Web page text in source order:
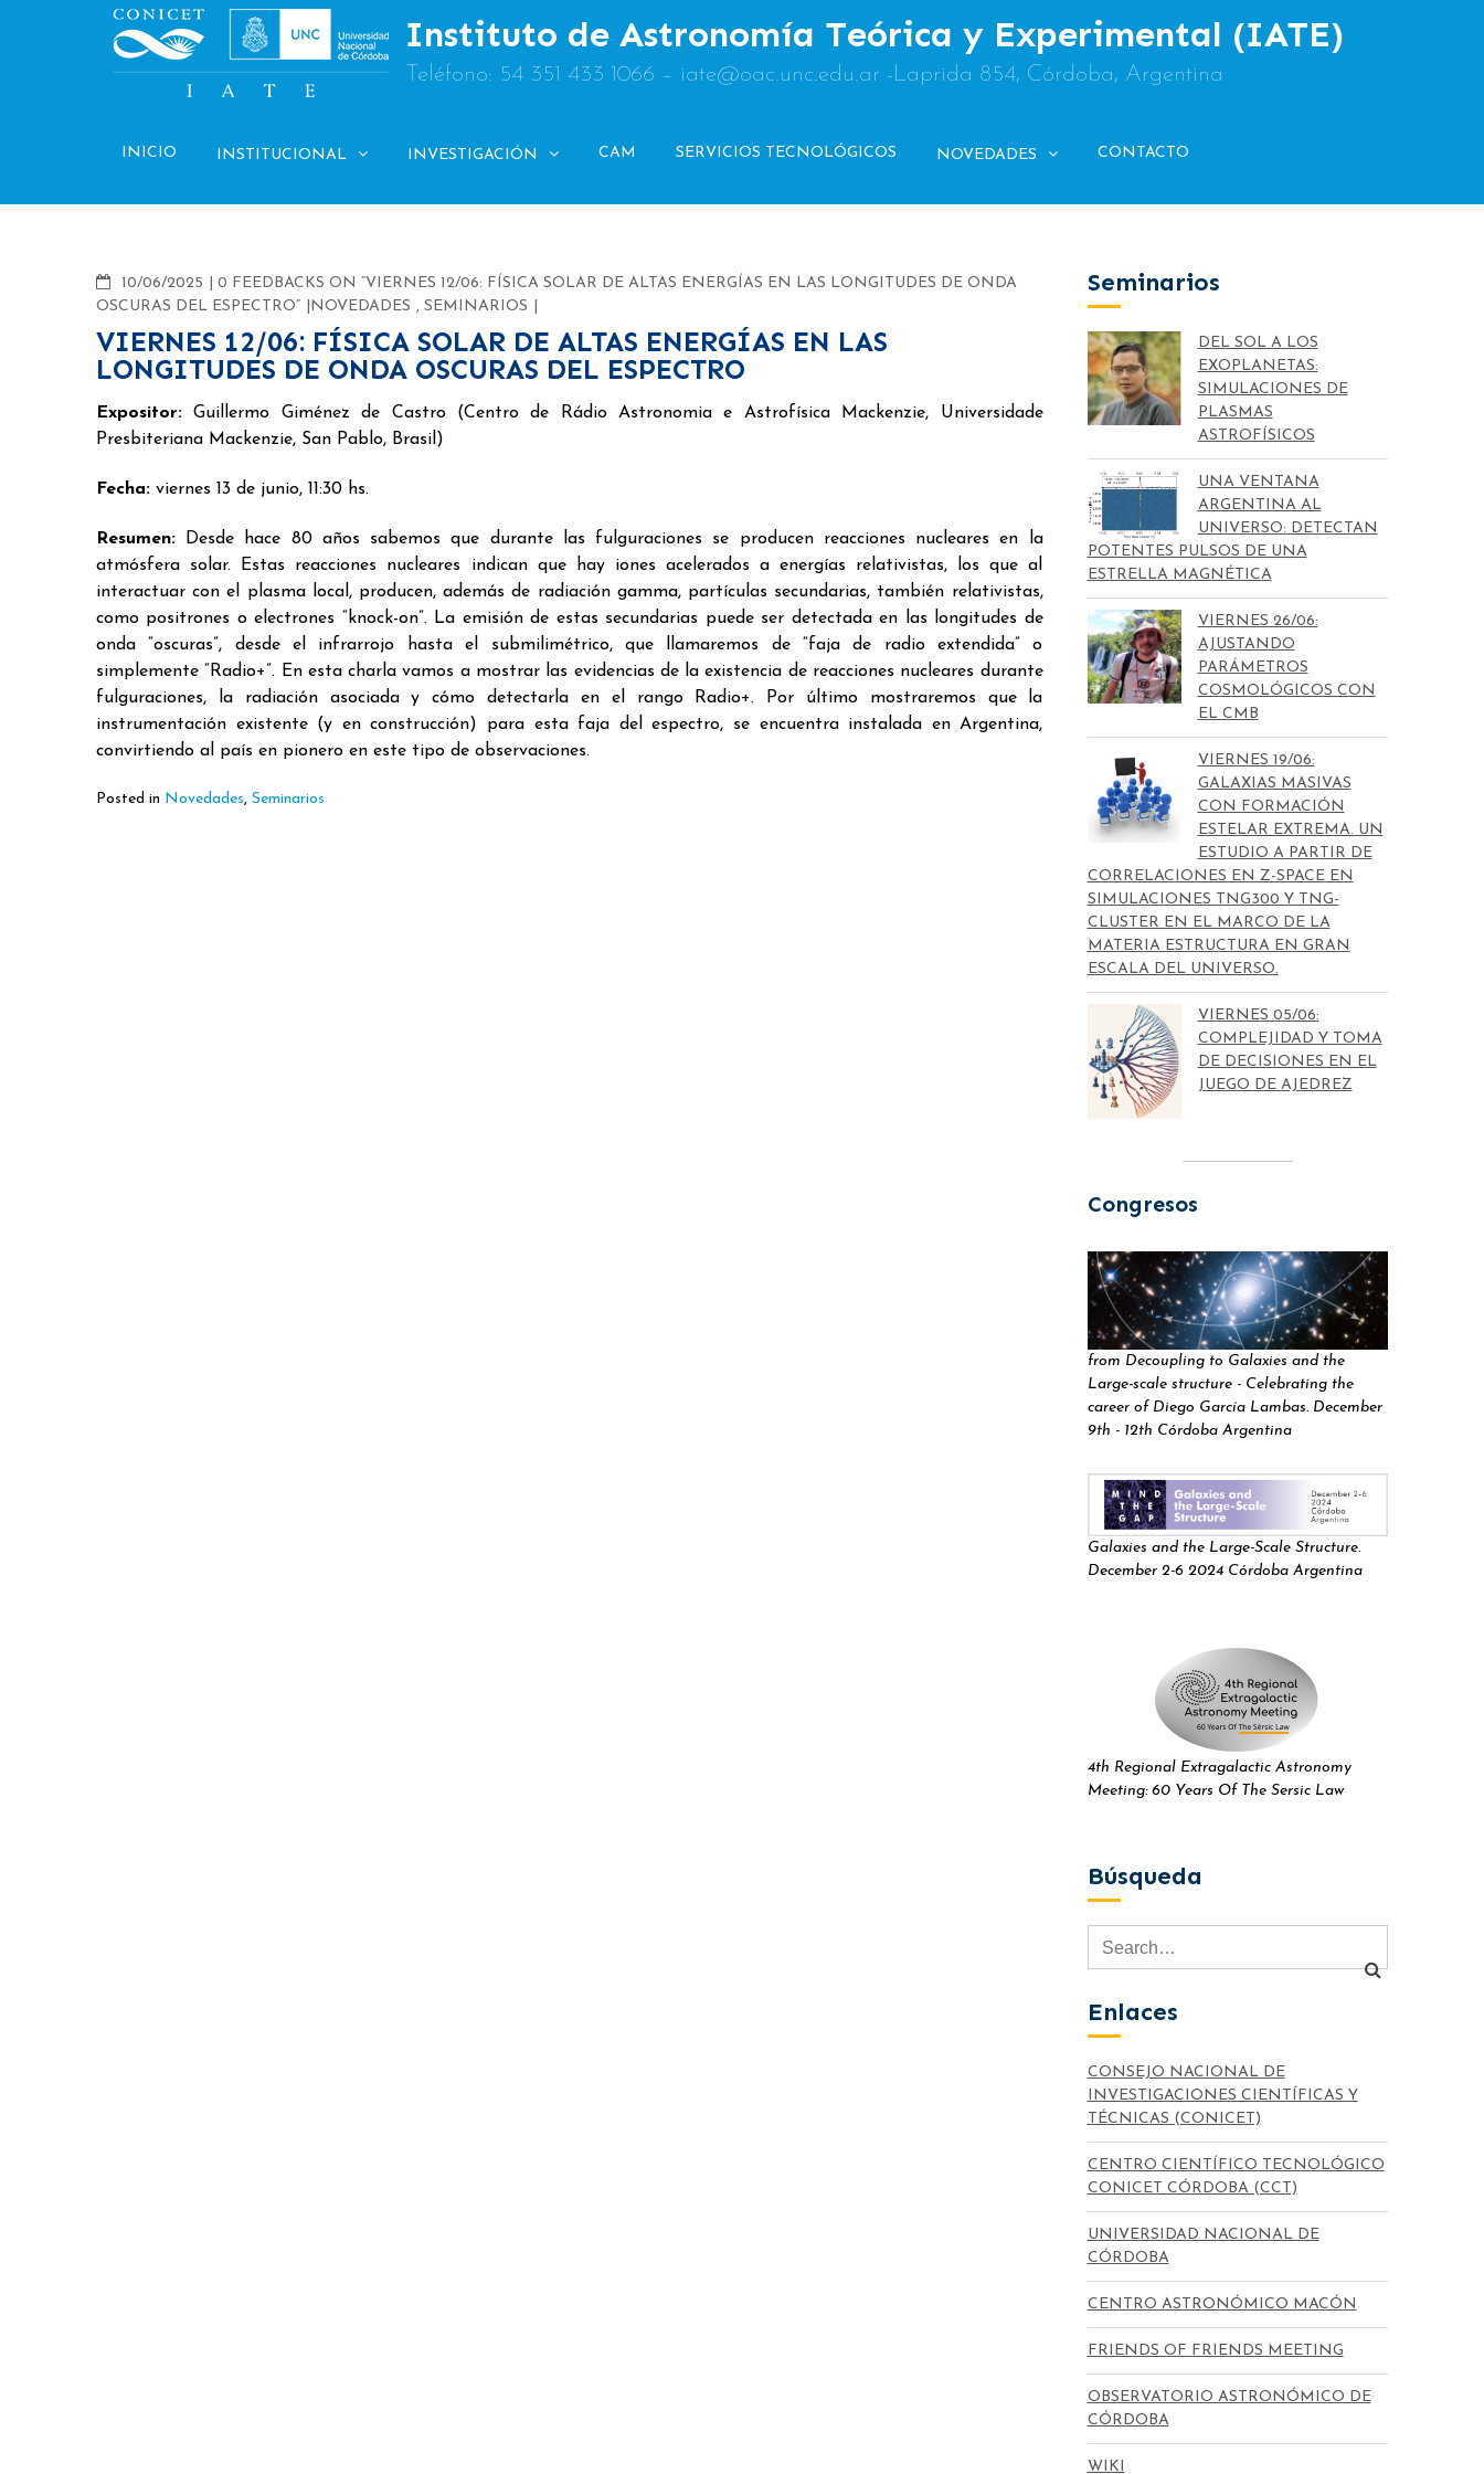
Instituto de Astronomía Teórica y Experimental (IATE)
Teléfono: 54 351 433 1066 – iate@oac.unc.edu.ar -Laprida 854, Córdoba, Argentina
INICIO INSTITUCIONAL INVESTIGACIÓN CAM SERVICIOS TECNOLÓGICOS NOVEDADES CONTACTO
10/06/2025 COMMENTS
0 FEEDBACKS ON “VIERNES 12/06: FÍSICA SOLAR DE ALTAS ENERGÍAS EN LAS LONGITUDES DE ONDA
OSCURAS DEL ESPECTRO”
NOVEDADES , SEMINARIOS
VIERNES 12/06: FÍSICA SOLAR DE ALTAS ENERGÍAS EN LAS
LONGITUDES DE ONDA OSCURAS DEL ESPECTRO
Expositor: Guillermo Giménez de Castro (Centro de Rádio Astronomia e Astrofísica Mackenzie, Universidade
Presbiteriana Mackenzie, San Pablo, Brasil)
Fecha: viernes 13 de junio, 11:30 hs.
Resumen: Desde hace 80 años sabemos que durante las fulguraciones se producen reacciones nucleares en la
atmósfera solar. Estas reacciones nucleares indican que hay iones acelerados a energías relativistas, los que al
interactuar con el plasma local, producen, además de radiación gamma, partículas secundarias, también relativistas,
como positrones o electrones “knock-on”. La emisión de estas secundarias puede ser detectada en las longitudes de
onda “oscuras”, desde el infrarrojo hasta el submilimétrico, que llamaremos de “faja de radio extendida” o
simplemente “Radio+”. En esta charla vamos a mostrar las evidencias de la existencia de reacciones nucleares durante
fulguraciones, la radiación asociada y cómo detectarla en el rango Radio+. Por último mostraremos que la
instrumentación existente (y en construcción) para esta faja del espectro, se encuentra instalada en Argentina,
convirtiendo al país en pionero en este tipo de observaciones.
Posted in Novedades, Seminarios
Seminarios
DEL SOL A LOS
EXOPLANETAS:
SIMULACIONES DE
PLASMAS
ASTROFÍSICOS
UNA VENTANA
ARGENTINA AL
UNIVERSO: DETECTAN
POTENTES PULSOS DE UNA
ESTRELLA MAGNÉTICA
VIERNES 26/06:
AJUSTANDO
PARÁMETROS
COSMOLÓGICOS CON
EL CMB
VIERNES 19/06:
GALAXIAS MASIVAS
CON FORMACIÓN
ESTELAR EXTREMA. UN
ESTUDIO A PARTIR DE
CORRELACIONES EN Z-SPACE EN
SIMULACIONES TNG300 Y TNG-
CLUSTER EN EL MARCO DE LA
MATERIA ESTRUCTURA EN GRAN
ESCALA DEL UNIVERSO.
VIERNES 05/06:
COMPLEJIDAD Y TOMA
DE DECISIONES EN EL
JUEGO DE AJEDREZ
Congresos
from Decoupling to Galaxies and the
Large-scale structure - Celebrating the
career of Diego García Lambas. December
9th - 12th Córdoba Argentina
Galaxies and the Large-Scale Structure.
December 2-6 2024 Córdoba Argentina
4th Regional Extragalactic Astronomy
Meeting: 60 Years Of The Sersic Law
Búsqueda
Enlaces
CONSEJO NACIONAL DE
INVESTIGACIONES CIENTÍFICAS Y
TÉCNICAS (CONICET)
CENTRO CIENTÍFICO TECNOLÓGICO
CONICET CÓRDOBA (CCT)
UNIVERSIDAD NACIONAL DE
CÓRDOBA
CENTRO ASTRONÓMICO MACÓN
FRIENDS OF FRIENDS MEETING
OBSERVATORIO ASTRONÓMICO DE
CÓRDOBA
WIKI